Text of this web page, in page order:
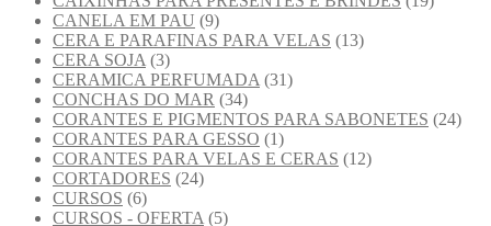
CANELA EM PAU (9)
CERA E PARAFINAS PARA VELAS (13)
CERA SOJA (3)
CERAMICA PERFUMADA (31)
CONCHAS DO MAR (34)
CORANTES E PIGMENTOS PARA SABONETES (24)
CORANTES PARA GESSO (1)
CORANTES PARA VELAS E CERAS (12)
CORTADORES (24)
CURSOS (6)
CURSOS - OFERTA (5)